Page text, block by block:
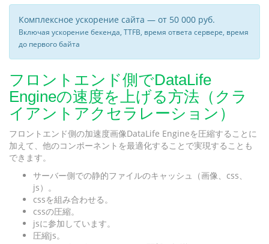
Комплексное ускорение сайта — от 50 000 руб.
Включая ускорение бекенда, TTFB, время ответа сервере, время
до первого байта
フロントエンド側でDataLife
Engineの速度を上げる方法（クラ
イアントアクセラレーション）
フロントエンド側の加速度画像DataLife Engineを圧縮することに
加えて、他のコンポーネントを最適化することで実現することも
できます。
サーバー側での静的ファイルのキャッシュ（画像、css、
js）。
cssを組み合わせる。
cssの圧縮。
jsに参加しています。
圧縮js。